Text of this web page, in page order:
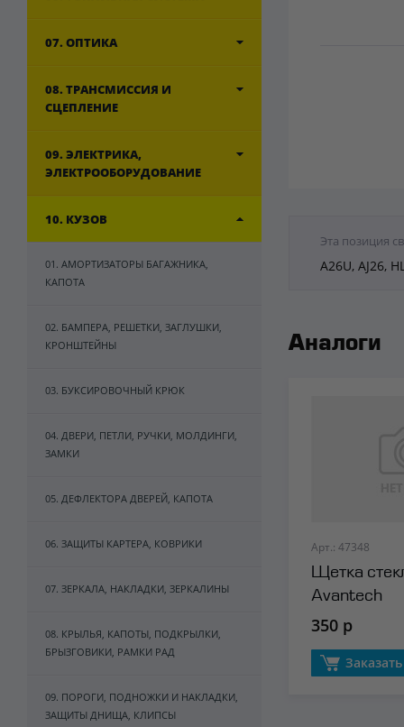
07. ОПТИКА
08. ТРАНСМИССИЯ И
СЦЕПЛЕНИЕ
09. ЭЛЕКТРИКА,
ЭЛЕКТРООБОРУДОВАНИЕ
10. КУЗОВ
01. АМОРТИЗАТОРЫ БАГАЖНИКА,
КАПОТА
02. БАМПЕРА, РЕШЕТКИ, ЗАГЛУШКИ,
КРОНШТЕЙНЫ
03. БУКСИРОВОЧНЫЙ КРЮК
04. ДВЕРИ, ПЕТЛИ, РУЧКИ, МОЛДИНГИ,
ЗАМКИ
05. ДЕФЛЕКТОРА ДВЕРЕЙ, КАПОТА
06. ЗАЩИТЫ КАРТЕРА, КОВРИКИ
07. ЗЕРКАЛА, НАКЛАДКИ, ЗЕРКАЛИНЫ
08. КРЫЛЬЯ, КАПОТЫ, ПОДКРЫЛКИ,
БРЫЗГОВИКИ, РАМКИ РАД
09. ПОРОГИ, ПОДНОЖКИ И НАКЛАДКИ,
ЗАЩИТЫ ДНИЩА, КЛИПСЫ
Эта позиция
A26U, AJ26,
Аналоги
Арт.: 47348
Щетка
Avantech
350 р
Заказать